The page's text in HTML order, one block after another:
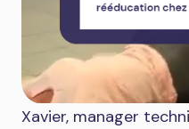
Xavier, manager